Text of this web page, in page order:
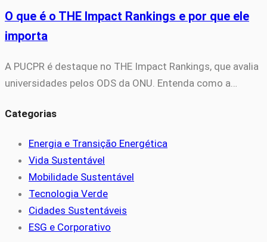
O que é o THE Impact Rankings e por que ele
importa
A PUCPR é destaque no THE Impact Rankings, que avalia
universidades pelos ODS da ONU. Entenda como a…
Categorias
Energia e Transição Energética
Vida Sustentável
Mobilidade Sustentável
Tecnologia Verde
Cidades Sustentáveis
ESG e Corporativo